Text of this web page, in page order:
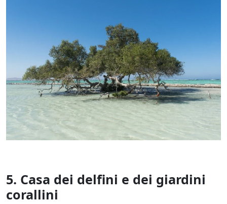
5. Casa dei delfini e dei giardini
corallini